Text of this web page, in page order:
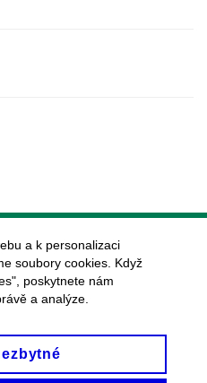
a k personalizaci
soubory cookies. Když
poskytnete nám
a analýze.